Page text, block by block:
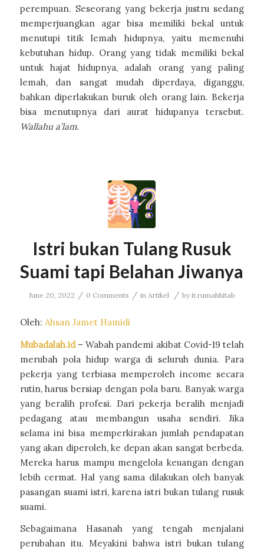
perempuan. Seseorang yang bekerja justru sedang
memperjuangkan agar bisa memiliki bekal untuk
menutupi titik lemah hidupnya, yaitu memenuhi
kebutuhan hidup. Orang yang tidak memiliki bekal
untuk hajat hidupnya, adalah orang yang paling
lemah, dan sangat mudah diperdaya, diganggu,
bahkan diperlakukan buruk oleh orang lain. Bekerja
bisa menutupnya dari aurat hidupanya tersebut.
Wallahu a’lam.
Istri bukan Tulang Rusuk
Suami tapi Belahan Jiwanya
June 20, 2022 / 0 Comments / in Artikel / by it.rumahkitab
Oleh: Ahsan Jamet Hamidi
Mubadalah.id– Wabah pandemi akibat Covid-19 telah
merubah pola hidup warga di seluruh dunia. Para
pekerja yang terbiasa memperoleh income secara
rutin, harus bersiap dengan pola baru. Banyak warga
yang beralih profesi. Dari pekerja beralih menjadi
pedagang atau membangun usaha sendiri. Jika
selama ini bisa memperkirakan jumlah pendapatan
yang akan diperoleh, ke depan akan sangat berbeda.
Mereka harus mampu mengelola keuangan dengan
lebih cermat. Hal yang sama dilakukan oleh banyak
pasangan suami istri, karena istri bukan tulang rusuk
suami.
Sebagaimana Hasanah yang tengah menjalani
perubahan itu. Meyakini bahwa istri bukan tulang